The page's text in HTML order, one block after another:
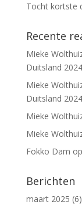
Tocht kortste
Recente
Mieke
Duitsland 2024
Mieke
Duitsland 2024
Mieke
Mieke
Fokko Dam op
Berichten
maart 2025 (6)